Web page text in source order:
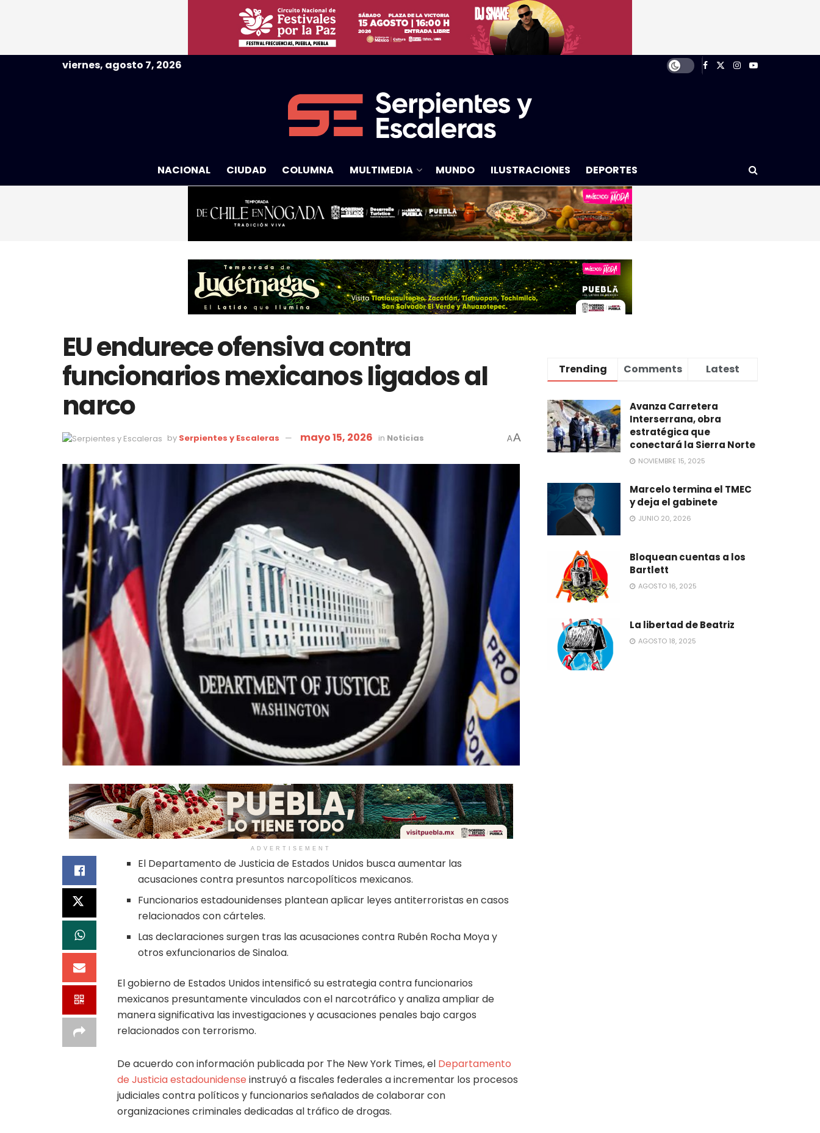
viernes, agosto 7, 2026
NACIONAL CIUDAD COLUMNA MULTIMEDIA MUNDO ILUSTRACIONES DEPORTES
EU endurece ofensiva contra
funcionarios mexicanos ligados al
narco
by Serpientes y Escaleras mayo 15, 2026 in Noticias AA
ADVERTISEMENT
El Departamento de Justicia de Estados Unidos busca aumentar las
acusaciones contra presuntos narcopolíticos mexicanos.
Funcionarios estadounidenses plantean aplicar leyes antiterroristas en casos
relacionados con cárteles.
Las declaraciones surgen tras las acusaciones contra Rubén Rocha Moya y
otros exfuncionarios de Sinaloa.
El gobierno de Estados Unidos intensificó su estrategia contra funcionarios
mexicanos presuntamente vinculados con el narcotráfico y analiza ampliar de
manera significativa las investigaciones y acusaciones penales bajo cargos
relacionados con terrorismo.
De acuerdo con información publicada por The New York Times, el Departamento
de Justicia estadounidense instruyó a fiscales federales a incrementar los procesos
judiciales contra políticos y funcionarios señalados de colaborar con
organizaciones criminales dedicadas al tráfico de drogas.
Trending Comments Latest
Avanza Carretera
Interserrana, obra
estratégica que
conectará la Sierra Norte
NOVIEMBRE 15, 2025
Marcelo termina el TMEC
y deja el gabinete
JUNIO 20, 2026
Bloquean cuentas a los
Bartlett
AGOSTO 16, 2025
La libertad de Beatriz
AGOSTO 18, 2025